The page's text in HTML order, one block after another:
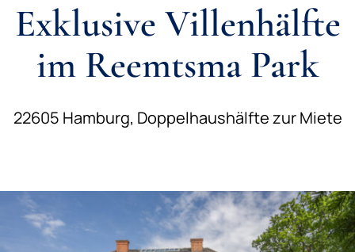
Exklusive Villenhälfte
im Reemtsma Park
22605 Hamburg, Doppelhaushälfte zur Miete